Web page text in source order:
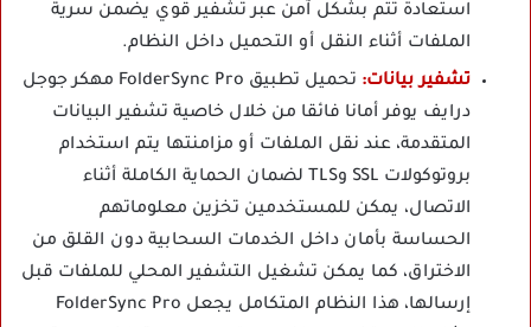
استعادة تتم بشكل آمن عبر تشفير قوي يضمن سرية
الملفات أثناء النقل أو التحميل داخل النظام.
تشفير بيانات:
تحميل تطبيق FolderSync Pro مهكر جوجل
درايف يوفر أمانا فائقا من خلال خاصية تشفير البيانات
المتقدمة، عند نقل الملفات أو مزامنتها يتم استخدام
بروتوكولات SSL وTLS لضمان الحماية الكاملة أثناء
الاتصال، يمكن للمستخدمين تخزين معلوماتهم
الحساسة بأمان داخل الخدمات السحابية دون القلق من
الاختراق، كما يمكن تشغيل التشفير المحلي للملفات قبل
إرسالها، هذا النظام المتكامل يجعل FolderSync Pro